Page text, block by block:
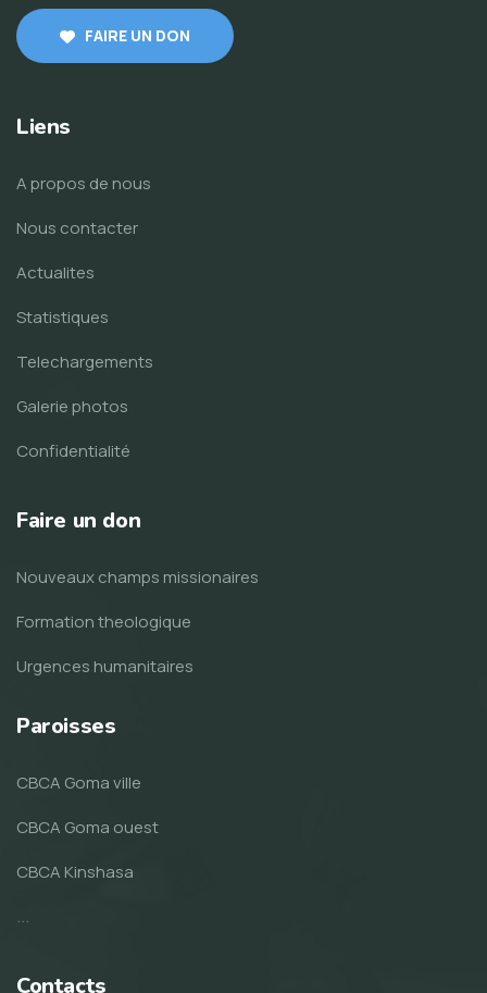
FAIRE UN DON
Liens
A propos de nous
Nous contacter
Actualites
Statistiques
Telechargements
Galerie photos
Confidentialité
Faire un don
Nouveaux champs missionaires
Formation theologique
Urgences humanitaires
Paroisses
CBCA Goma ville
CBCA Goma ouest
CBCA Kinshasa
...
Contacts